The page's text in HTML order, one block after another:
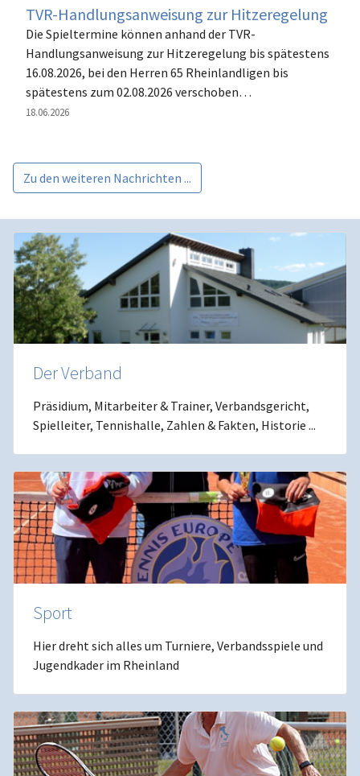
TVR-Handlungsanweisung zur Hitzeregelung
Die Spieltermine können anhand der TVR-
Handlungsanweisung zur Hitzeregelung bis spätestens
16.08.2026, bei den Herren 65 Rheinlandligen bis
spätestens zum 02.08.2026 verschoben…
18.06.2026
Zu den weiteren Nachrichten ...
Der Verband
Präsidium, Mitarbeiter & Trainer, Verbandsgericht,
Spielleiter, Tennishalle, Zahlen & Fakten, Historie ...
Sport
Hier dreht sich alles um Turniere, Verbandsspiele und
Jugendkader im Rheinland